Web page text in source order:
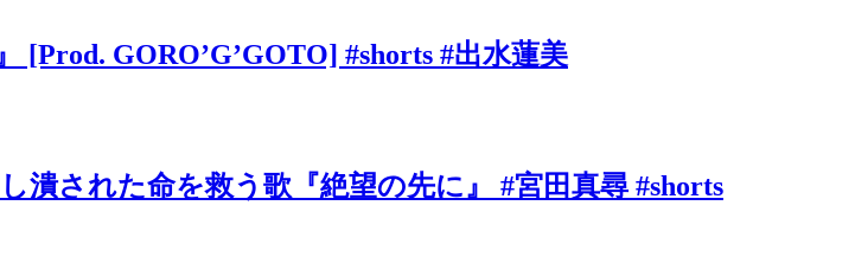
[Prod. GORO’G’GOTO] #shorts #出水蓮美
された命を救う歌『絶望の先に』 #宮田真尋 #shorts